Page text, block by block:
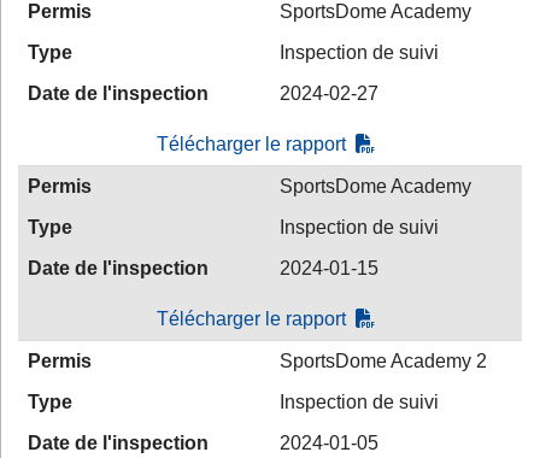
Permis
SportsDome Academy
Type
Inspection de suivi
Date de l'inspection
2024-02-27
Télécharger le rapport
Permis
SportsDome Academy
Type
Inspection de suivi
Date de l'inspection
2024-01-15
Télécharger le rapport
Permis
SportsDome Academy 2
Type
Inspection de suivi
Date de l'inspection
2024-01-05